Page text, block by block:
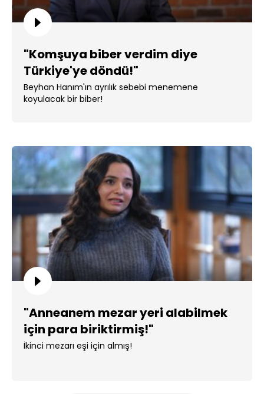
"Komşuya biber verdim diye
Türkiye'ye döndü!"
Beyhan Hanım'ın ayrılık sebebi menemene
koyulacak bir biber!
"Anneanem mezar yeri alabilmek
için para biriktirmiş!"
İkinci mezarı eşi için almış!